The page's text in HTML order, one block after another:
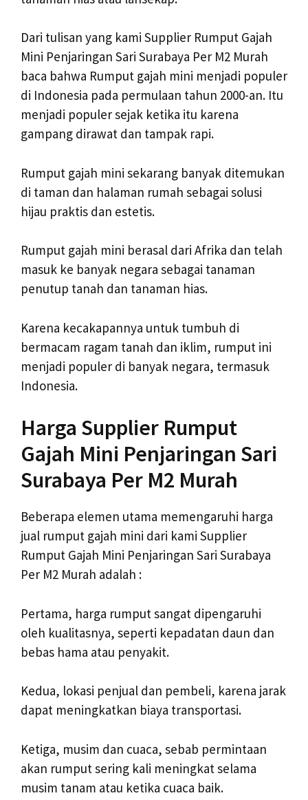
Dari tulisan yang kami Supplier Rumput Gajah
Mini Penjaringan Sari Surabaya Per M2 Murah
baca bahwa Rumput gajah mini menjadi populer
di Indonesia pada permulaan tahun 2000-an. Itu
menjadi populer sejak ketika itu karena
gampang dirawat dan tampak rapi.
Rumput gajah mini sekarang banyak ditemukan
di taman dan halaman rumah sebagai solusi
hijau praktis dan estetis.
Rumput gajah mini berasal dari Afrika dan telah
masuk ke banyak negara sebagai tanaman
penutup tanah dan tanaman hias.
Karena kecakapannya untuk tumbuh di
bermacam ragam tanah dan iklim, rumput ini
menjadi populer di banyak negara, termasuk
Indonesia.
Harga Supplier Rumput
Gajah Mini Penjaringan Sari
Surabaya Per M2 Murah
Beberapa elemen utama memengaruhi harga
jual rumput gajah mini dari kami Supplier
Rumput Gajah Mini Penjaringan Sari Surabaya
Per M2 Murah adalah :
Pertama, harga rumput sangat dipengaruhi
oleh kualitasnya, seperti kepadatan daun dan
bebas hama atau penyakit.
Kedua, lokasi penjual dan pembeli, karena jarak
dapat meningkatkan biaya transportasi.
Ketiga, musim dan cuaca, sebab permintaan
akan rumput sering kali meningkat selama
musim tanam atau ketika cuaca baik.